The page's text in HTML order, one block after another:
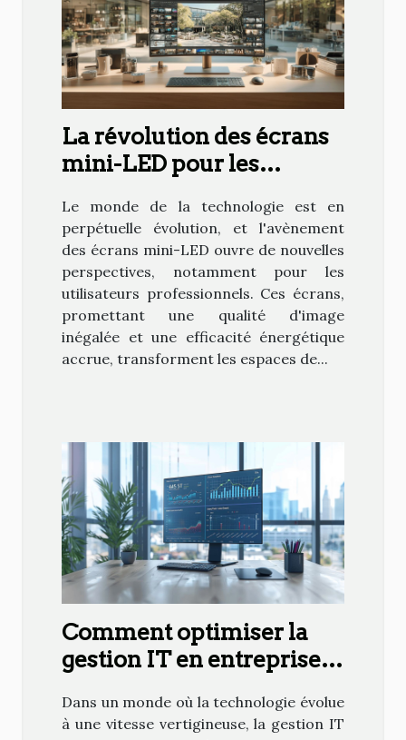
La révolution des écrans
mini-LED pour les
professionnels
Le monde de la technologie est en
perpétuelle évolution, et l'avènement
des écrans mini-LED ouvre de nouvelles
perspectives, notamment pour les
utilisateurs professionnels. Ces écrans,
promettant une qualité d'image
inégalée et une efficacité énergétique
accrue, transforment les espaces de...
Comment optimiser la
gestion IT en entreprise
intégrée
Dans un monde où la technologie évolue
à une vitesse vertigineuse, la gestion IT